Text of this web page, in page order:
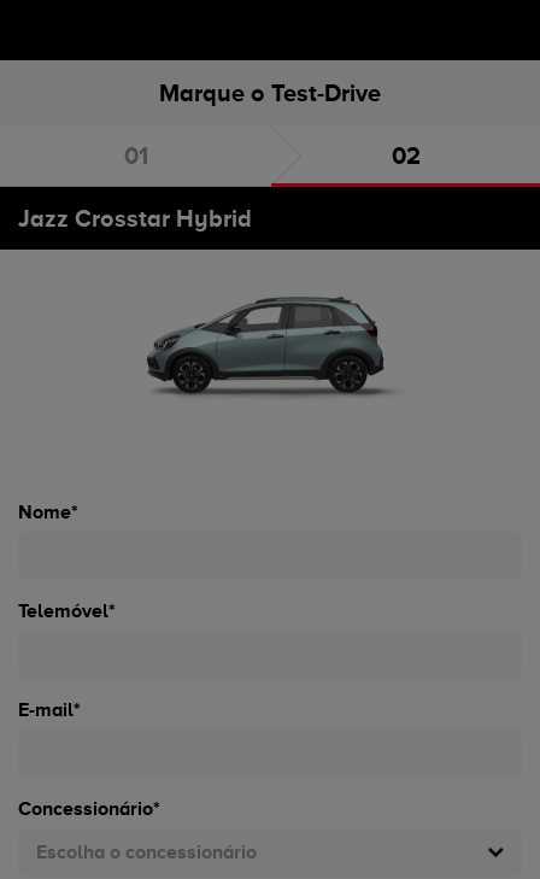
Marque o Test-Drive
Escolha o carro Marque o Test-Drive
Jazz Crosstar Hybrid
Nome*
Telemóvel*
E-mail*
Concessionário*
Escolha o concessionário